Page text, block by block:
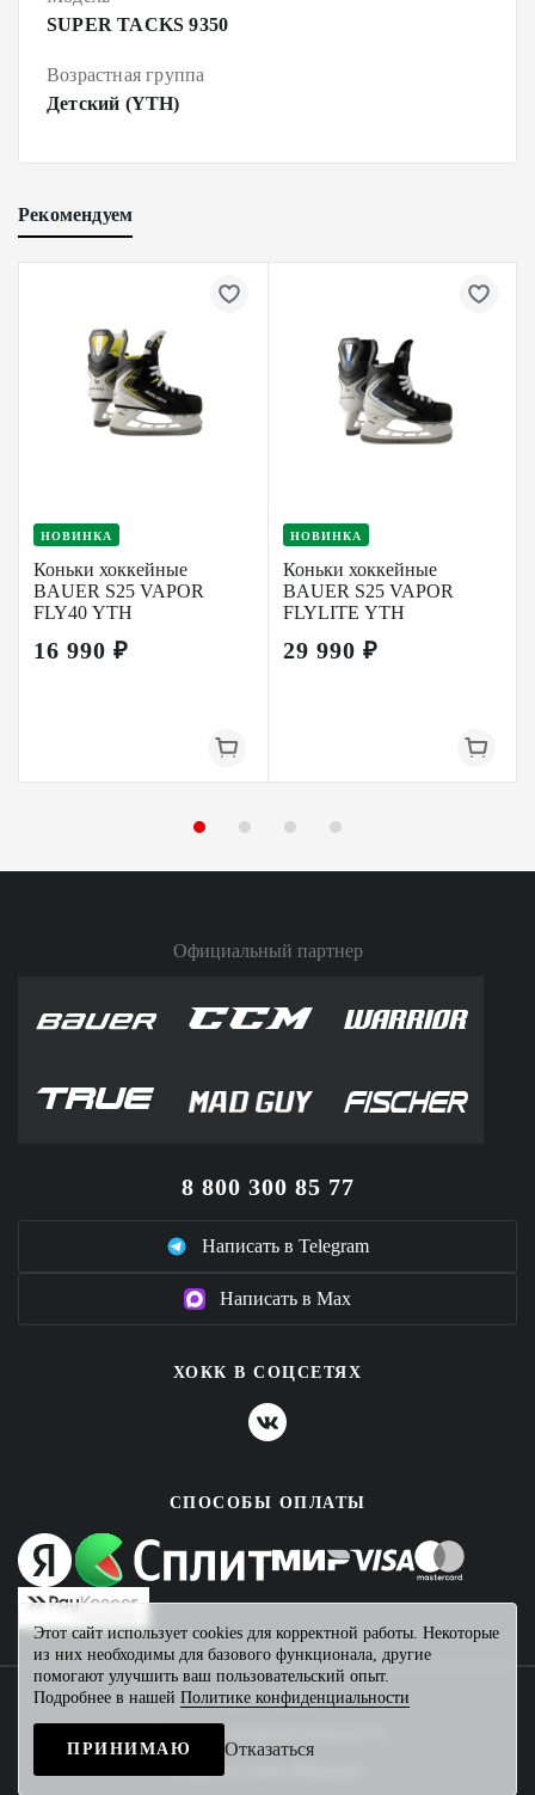
SUPER TACKS 9350
Возрастная группа
Детский (YTH)
Рекомендуем
НОВИНКА
Коньки хоккейные
BAUER S25 VAPOR
FLY40 YTH
16 990 ₽
НОВИНКА
Коньки хоккейные
BAUER S25 VAPOR
FLYLITE YTH
29 990 ₽
Официальный партнер
8 800 300 85 77
Написать в Telegram
Написать в Max
ХОКК В СОЦСЕТЯХ
СПОСОБЫ ОПЛАТЫ
2026 © ХОКК
Создание сайта
Этот сайт использует cookies для корректной работы. Некоторые
из них необходимы для базового функционала, другие
помогают улучшить ваш пользовательский опыт.
Подробнее в нашей Политике конфиденциальности
ПРИНИМАЮ Отказаться